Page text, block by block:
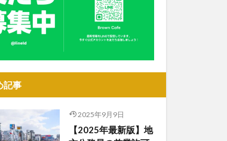
記事
2025年9月9日
【2025年最新版】地